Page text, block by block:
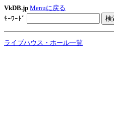
VkDB.jp Menuに戻る
ｷｰﾜｰﾄﾞ
ライブハウス・ホール一覧